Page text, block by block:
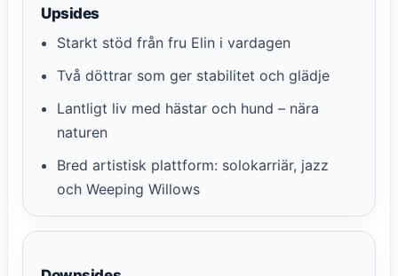
Upsides
Starkt stöd från fru Elin i vardagen
Två döttrar som ger stabilitet och glädje
Lantligt liv med hästar och hund – nära
naturen
Bred artistisk plattform: solokarriär, jazz
och Weeping Willows